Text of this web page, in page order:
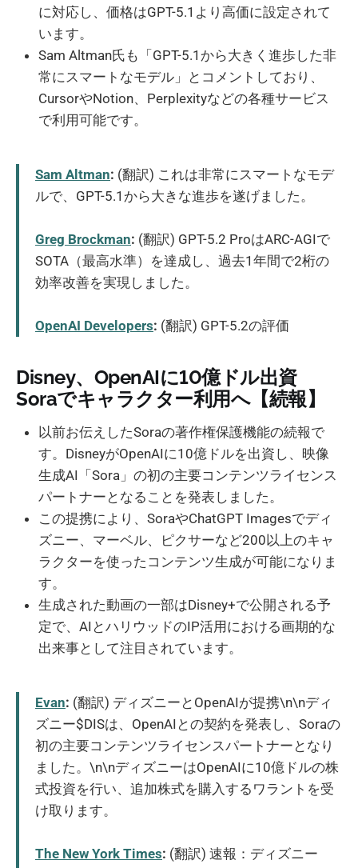
に対応し、価格はGPT-5.1より高価に設定されて
います。
Sam Altman氏も「GPT-5.1から大きく進歩した非
常にスマートなモデル」とコメントしており、
CursorやNotion、Perplexityなどの各種サービス
で利用可能です。
Sam Altman: (翻訳) これは非常にスマートなモデ
ルで、GPT-5.1から大きな進歩を遂げました。
Greg Brockman: (翻訳) GPT-5.2 ProはARC-AGIで
SOTA（最高水準）を達成し、過去1年間で2桁の
効率改善を実現しました。
OpenAI Developers: (翻訳) GPT-5.2の評価
Disney、OpenAIに10億ドル出資
Soraでキャラクター利用へ【続報】
以前お伝えしたSoraの著作権保護機能の続報で
す。DisneyがOpenAIに10億ドルを出資し、映像
生成AI「Sora」の初の主要コンテンツライセンス
パートナーとなることを発表しました。
この提携により、SoraやChatGPT Imagesでディ
ズニー、マーベル、ピクサーなど200以上のキャ
ラクターを使ったコンテンツ生成が可能になりま
す。
生成された動画の一部はDisney+で公開される予
定で、AIとハリウッドのIP活用における画期的な
出来事として注目されています。
Evan: (翻訳) ディズニーとOpenAIが提携\n\nディ
ズニー$DISは、OpenAIとの契約を発表し、Soraの
初の主要コンテンツライセンスパートナーとなり
ました。\n\nディズニーはOpenAIに10億ドルの株
式投資を行い、追加株式を購入するワラントを受
け取ります。
The New York Times: (翻訳) 速報：ディズニー